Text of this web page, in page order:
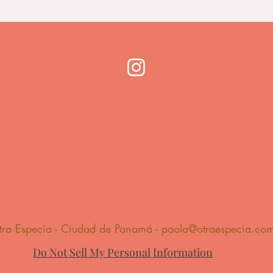
Especia - Ciudad de Panamá -
Do Not Sell My Personal Information